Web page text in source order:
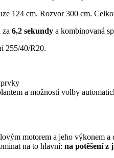
124 cm. Rozvor 300 cm.
za 6,2 sekundy a kombinovaná
255/40/R20.
prvky
a možností volby
motorem a jeho výkonem
na to hlavní: na potěšení z